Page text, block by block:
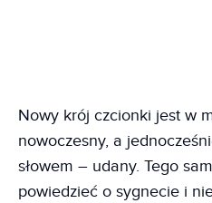
Nowy krój czcionki jest w
nowoczesny, a
słowem – udany. Tego
powiedzieć o sygnecie i